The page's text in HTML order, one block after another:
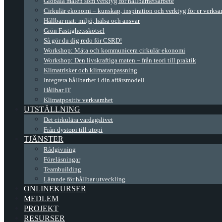
Cirkulär ekonomi – kunskap, inspiration och verktyg för er
Hållbar mat: miljö, hälsa och ansvar
Grön Fastighetsskötsel
Så gör du dig redo för CSRD!
Workshop: Mäta och kommunicera cirkulär ekonomi
Workshop: Den livskraftiga maten – från teori till praktik
Klimatrisker och klimatanpassning
Integrera hållbarhet i din affärsmodell
Hållbar IT
Klimatpositiv verksamhet
UTSTÄLLNING
Det cirkulära vardagslivet
Från dystopi till utopi
TJÄNSTER
Rådgivning
Föreläsningar
Teambuilding
Lärande för hållbar utveckling
ONLINEKURSER
MEDLEM
PROJEKT
RESURSER